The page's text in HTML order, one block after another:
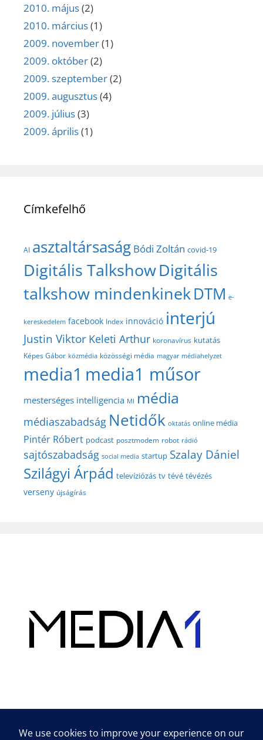
2010. május(2)
2010. március(1)
2009. november(1)
2009. október(2)
2009. szeptember(2)
2009. augusztus(4)
2009. július(3)
2009. április(1)
Címkefelhő
AI asztaltársaság Bódi Zoltán covid-19
Digitális TalkshowDigitális
talkshow mindenkinekDTM e-
kereskedelem facebook Index innováció interjú
Justin Viktor Keleti Arthur koronavírus kutatás
Képes Gábor közmédia közösségi média magyar médiahelyzet
media1 media1 műsor
mesterséges intelligencia MI média
médiaszabadság Netidők oktatás online média
Pintér Róbert podcast posztmodem robot rádió
sajtószabadság social media startup Szalay Dániel
Szilágyi Árpád televíziózás tv tévé tévézés
verseny újságírás